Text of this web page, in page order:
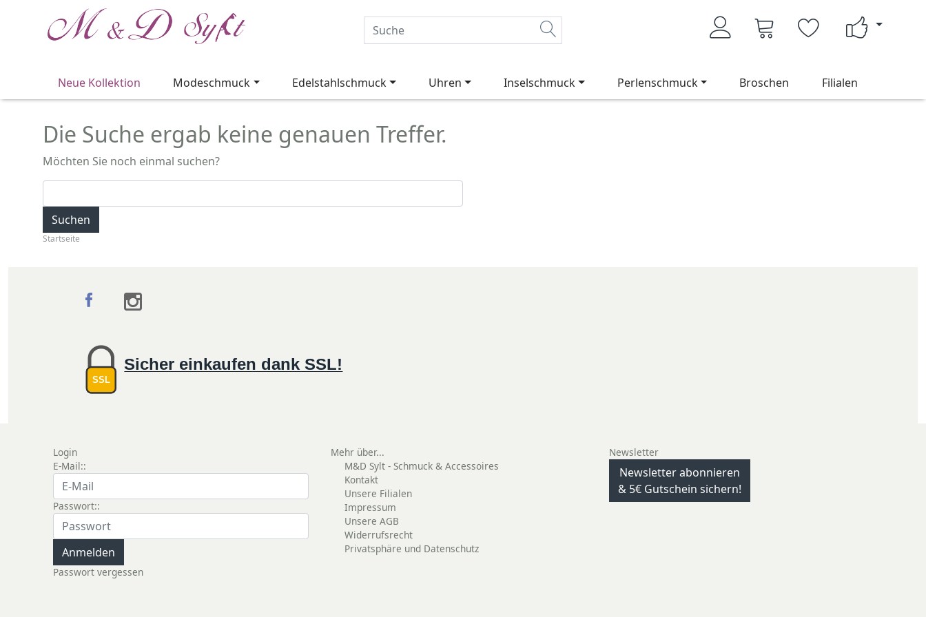
Neue Kollektion Modeschmuck Edelstahlschmuck Uhren Inselschmuck Perlenschmuck Broschen Filialen
Die Suche ergab keine genauen Treffer.
Möchten Sie noch einmal suchen?
Suchen
Startseite
SSL
Sicher einkaufen dank SSL!
Login
E-Mail::
Passwort::
Passwort vergessen
Mehr über...
M&D Sylt - Schmuck & Accessoires
Kontakt
Unsere Filialen
Impressum
Unsere AGB
Widerrufsrecht
Privatsphäre und Datenschutz
Newsletter
Newsletter abonnieren
& 5€ Gutschein sichern!